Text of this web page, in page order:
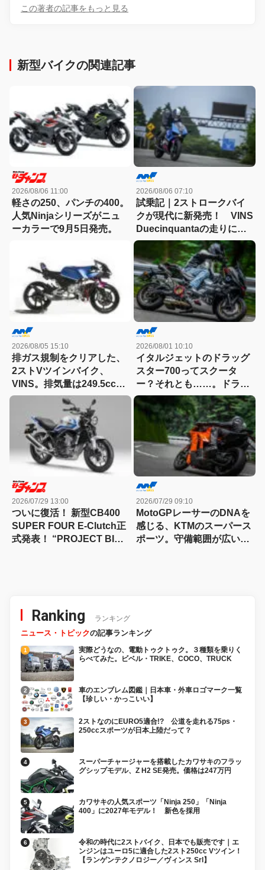
この著者の記事をもっと見る
新型バイクの関連記事
2026/08/06 11:00
軽さの250、パンチの400。
人気Ninjaシリーズがニュ
ーカラーで9月5日発売。
2026/08/06 07:10
試乗記｜2ストロークバイ
クが現代に新発売！ VINS
Duecinquantaの走りに大
感動
2026/08/05 15:10
排ガス規制をクリアした、
2ストVツインバイク、
VINS。排気量は249.5cc、
83HPを絞り出す。そのエ
ンジンの技術とは
2026/08/01 10:10
イタルジェットのドラッグ
スター700ってスクータ
ー？それとも……。ドラッ
グスター700ツイン・リミ
テッドエディション試乗記
2026/07/29 13:00
ついに復活！ 新型CB400
SUPER FOUR E-Clutch正
式発表！ “PROJECT BIG-
2026/07/29 09:10
MotoGPレーサーのDNAを
感じる、KTMのスーパース
ポーツ。守備範囲が広い史
Ranking ランキング
ニュース・トピックの記事ランキング
実際どうなの、電動トゥクトゥク。３種類を乗りく
らべてみた。ビベル・TRIKE、COCO、TRUCK
車のエンブレム図鑑｜日本車・外車ロゴマーク一覧
【珍しい・かっこいい】
2ストなのにEURO5適合!? 公道を走れる75ps・
250ccスポーツが日本上陸だって？
スーパーチャージャーを搭載したカワサキのフラッ
グシップモデル、Z H2 SE発売。価格は247万円
カワサキの人気スポーツ「Ninja 250」「Ninja
400」に2027年モデル！ 新色を採用
令和の時代に2ストバイク、日本でも販売です｜エ
ンジンはユーロ5に適合した2スト250cc Vツイン！
【ランゲンテクノロジー／ヴィンス Srl】